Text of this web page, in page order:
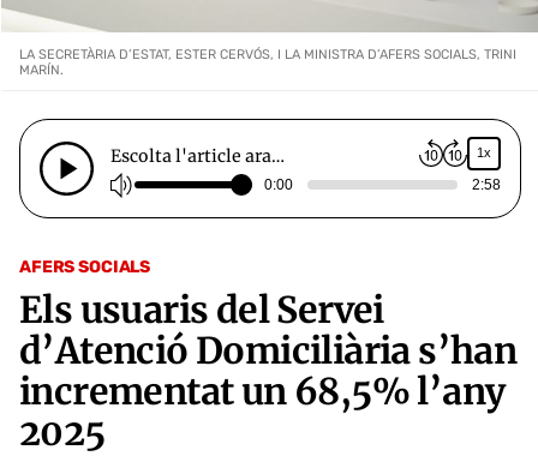
AFERS SOCIALS
Els usuaris del Servei
d’Atenció Domiciliària s’han
incrementat un 68,5% l’any
2025
LA SECRETÀRIA D’ESTAT, ESTER CERVÓS, I LA MINISTRA D’AFERS SOCIALS, TRINI
MARÍN.
Escolta l'article ara… 1x
0:00 2:58